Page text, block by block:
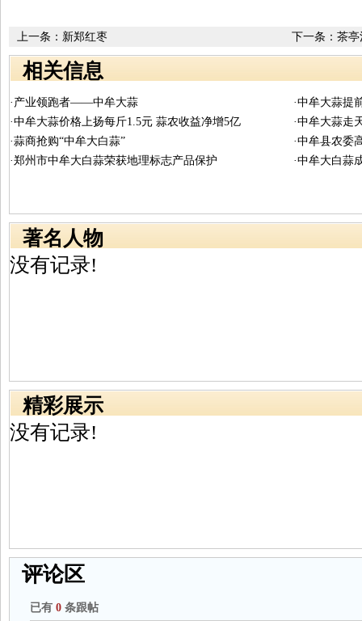
下一条： 茶亭
上一条： 新郑红枣
相关信息
·产业领跑者——中牟大蒜
·中牟大蒜提
·中牟大蒜价格上扬每斤1.5元 蒜农收益净增5亿
·中牟大蒜走
·蒜商抢购“中牟大白蒜”
·中牟县农委
·郑州市中牟大白蒜荣获地理标志产品保护
·中牟大白蒜
著名人物
没有记录!
精彩展示
没有记录!
评论区
已有 0 条跟帖